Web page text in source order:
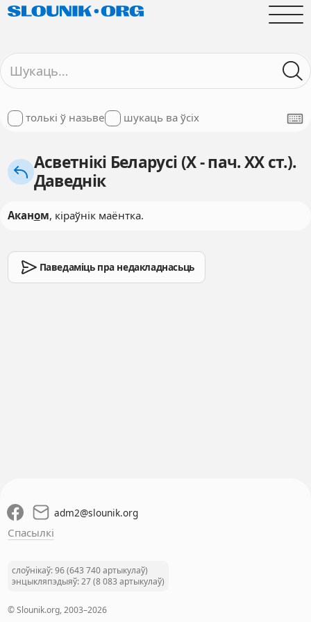
толькі ў назьве шукаць ва ўсіх
Асветнікі Беларусі (X - пач. XX ст.).
Даведнік
Аканом, кіраўнік маёнтка.
Паведаміць пра недакладнасьць
adm2@slounik.org
Спасылкі
слоўнікаў: 96 (643 740 артыкулаў)
энцыкляпэдыяў: 27 (8 083 артыкулаў)
© Slounik.org, 2003–2026